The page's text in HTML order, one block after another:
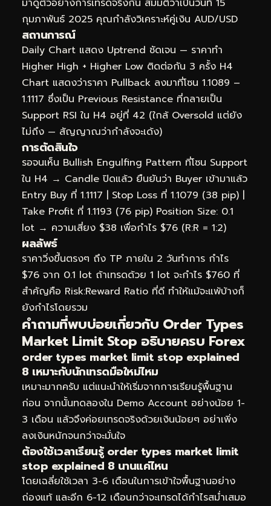
มาดูตัวอย่างการเทรดจริงกัน สมมติว่าเป็นวันที่ 15
กุมภาพันธ์ 2025 คุณกำลังวิเคราะห์คู่เงิน AUD/USD
สถานการณ์
Daily Chart แสดง Uptrend ชัดเจน — ราคาทำ
Higher High + Higher Low ติดต่อกัน 3 ครั้ง H4
Chart แสดงว่าราคา Pullback ลงมาที่โซน 1.1089 –
1.1117 ซึ่งเป็น Previous Resistance ที่กลายเป็น
Support RSI ใน H4 อยู่ที่ 42 (ใกล้ Oversold แต่ยัง
ไม่ถึง — สัญญาณว่ากำลังจะเด้ง)
การตัดสินใจ
รอจนเห็น Bullish Engulfing Pattern ที่โซน Support
ใน H4 → Candle ปิดแล้ว ยืนยันว่า Buyer เข้ามาแล้ว
Entry Buy ที่ 1.1117 | Stop Loss ที่ 1.1079 (38 pip) |
Take Profit ที่ 1.1193 (76 pip) Position Size: 0.1
lot → ความเสี่ยง $38 เพื่อกำไร $76 (R:R = 1:2)
ผลลัพธ์
ราคาวิ่งขึ้นตรงๆ ถึง TP ภายใน 2 วันทำการ กำไร
$76 จาก 0.1 lot ถ้าเทรดด้วย 1 lot จะกำไร $760 ที่
สำคัญคือ Risk:Reward Ratio ที่ดี ทำให้แม้จะแพ้บ้างก็
ยังกำไรโดยรวม
คำถามที่พบบ่อยเกี่ยวกับ Order Types
Market Limit Stop อธิบายครบ Forex
order types market limit stop explained
8 เหมาะกับนักเทรดมือใหม่ไหม
เหมาะมากครับ แต่แนะนำให้เริ่มจากการเรียนรู้พื้นฐาน
ก่อน จากนั้นทดลองใน Demo Account อย่างน้อย 1-
3 เดือน แล้วจึงค่อยเทรดจริงด้วยเงินน้อยๆ อย่าเพิ่ง
ลงเงินหนักจนกว่าจะมั่นใจ
ต้องใช้เวลาเรียนรู้ order types market limit
stop explained 8 นานแค่ไหน
โดยเฉลี่ยใช้เวลา 3-6 เดือนในการเข้าใจพื้นฐานอย่าง
ถ่องแท้ และอีก 6-12 เดือนกว่าจะเทรดได้กำไรสม่ำเสมอ